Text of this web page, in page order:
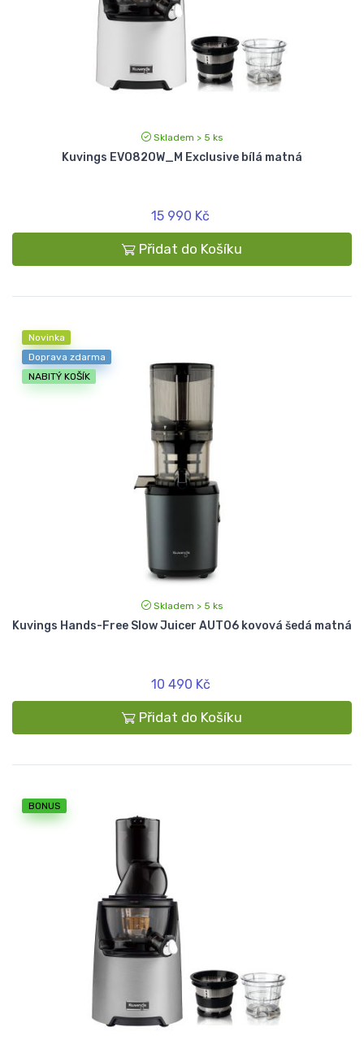
Skladem > 5 ks
Kuvings EVO820W_M Exclusive bílá matná
15 990 Kč
Přidat do Košíku
Novinka
Doprava zdarma
NABITÝ KOŠÍK
Skladem > 5 ks
Kuvings Hands-Free Slow Juicer AUTO6 kovová šedá matná
10 490 Kč
Přidat do Košíku
BONUS